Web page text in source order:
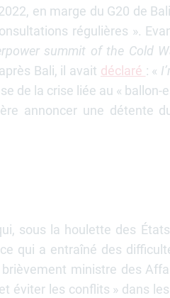
en marge du G20 de
régulières ».
summit of the Cold
Bali, il avait déclaré : «
de la crise liée au «
annoncer une détente
sous la houlette des
qui a entraîné des
ministre des
éviter les conflits » dans